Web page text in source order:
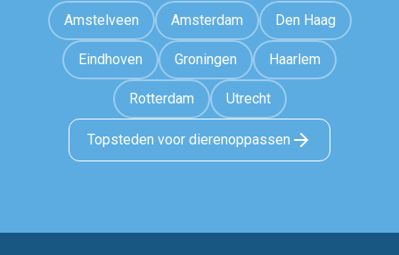
Amstelveen Amsterdam Den Haag
Eindhoven Groningen Haarlem
Rotterdam Utrecht
Topsteden voor dierenoppassen